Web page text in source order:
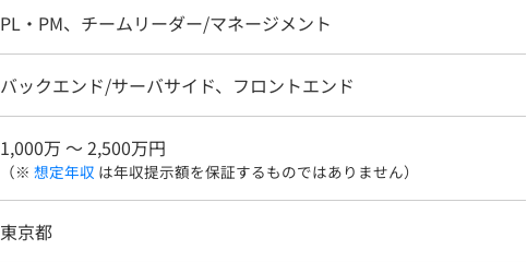
PL・PM、チームリーダー/マネージメント
バックエンド/サーバサイド、フロントエンド
1,000万 〜 2,500万円
（※ 想定年収 は年収提示額を保証するものではありません）
東京都